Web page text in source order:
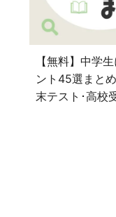
【無料】中学
ント45選まと
末テスト･高校